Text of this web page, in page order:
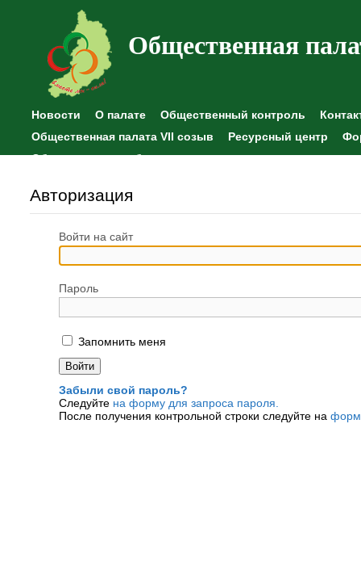
Общественная
Новости О палате Общественный контроль
Общественная палата VII созыв
Ресурсный центр
Общественные наблюдения
Авторизация
Войти на сайт
Пароль
Запомнить меня
Забыли свой пароль?
Следуйте на форму для запроса пароля.
После получения контрольной строки следуйте на